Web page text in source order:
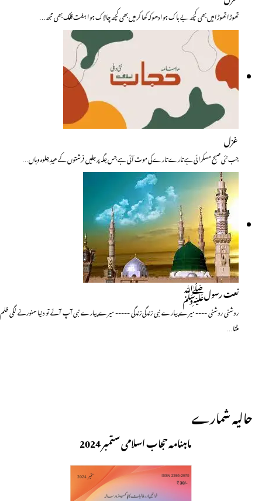
تھوڑا تھوڑا میں بھی کچھ بے باک ہوا دھوکہ کھا کر میں بھی کچھ چالاک ہوا ہفت فلک بھی مجھ…
غزل
جب نئی صبح مسکرائی ہے تارے تارے کی موت آئی ہے جس جگہ پر جلیں فرشتوں کے عیدِ جلوہ وہاں…
نعت رسولﷺ
روشنی روشنی ---- میرے پیارے نبی زندگی زندگی ----- میرے پیارے نبی آپ آئے تو دنیا سنورنے لگی ظلم
مٹتا…
حالیہ شمارے
ماہنامہ حجاب اسلامی ستمبر 2024